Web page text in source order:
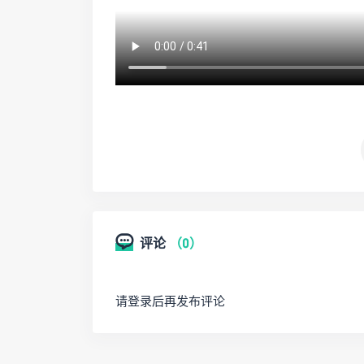
评论 （0）
请登录后再发布评论